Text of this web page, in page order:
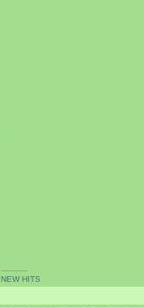
-----------
NEW HITS